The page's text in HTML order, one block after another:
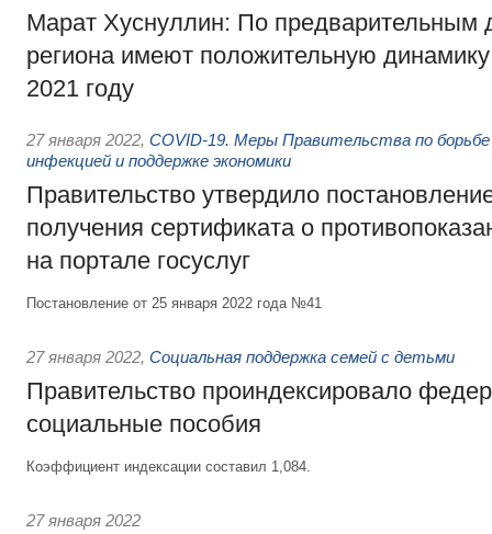
Марат Хуснуллин: По предварительным
региона имеют положительную
2021 году
27 января 2022, COVID-19. Меры Правительства по борьбе
инфекцией и поддержке экономики
Правительство утвердило
получения сертификата о
на портале госуслуг
Постановление от 25 января 2022 года №41
27 января 2022, Социальная поддержка семей с детьми
Правительство проиндексировало
социальные пособия
Коэффициент индексации составил 1,084.
27 января 2022